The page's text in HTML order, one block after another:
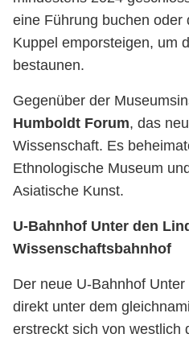
eine Führung buchen oder
Kuppel emporsteigen, um
bestaunen.
Gegenüber der
Humboldt Forum, das
Wissenschaft. Es
Ethnologische Museum
Asiatische Kunst.
Bahnhof
den
Linden
U-Bahnhof Unter den
Wissenschaftsbahnhof
Der neue U-Bahnhof
direkt unter dem
erstreckt sich von westlich